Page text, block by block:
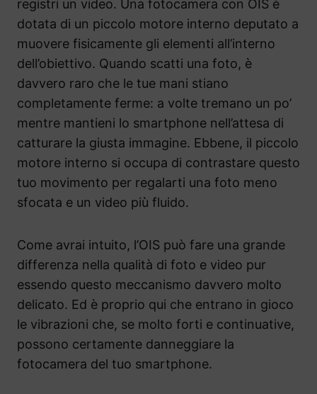
registri un video. Una fotocamera con OIS è
dotata di un piccolo motore interno deputato a
muovere fisicamente gli elementi all’interno
dell’obiettivo. Quando scatti una foto, è
davvero raro che le tue mani stiano
completamente ferme: a volte tremano un po’
mentre mantieni lo smartphone nell’attesa di
catturare la giusta immagine. Ebbene, il piccolo
motore interno si occupa di contrastare questo
tuo movimento per regalarti una foto meno
sfocata e un video più fluido.
Come avrai intuito, l’OIS può fare una grande
differenza nella qualità di foto e video pur
essendo questo meccanismo davvero molto
delicato. Ed è proprio qui che entrano in gioco
le vibrazioni che, se molto forti e continuative,
possono certamente danneggiare la
fotocamera del tuo smartphone.